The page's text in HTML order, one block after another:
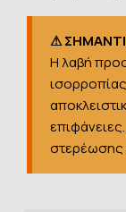
⚠
Η λαβή
στερέωσης